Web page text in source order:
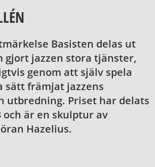
Basisten delas ut
gjort jazzen stora tjänster,
genom att själv spela
sätt främjat jazzens
utbredning. Priset har delats
och är en skulptur av
Hazelius.